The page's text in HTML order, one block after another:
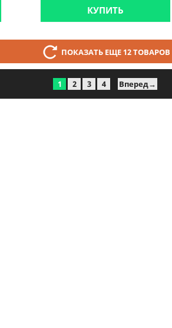
КУПИТЬ
ПОКАЗАТЬ ЕЩЕ 12 ТОВАРОВ
1 2 3 4 Вперед→